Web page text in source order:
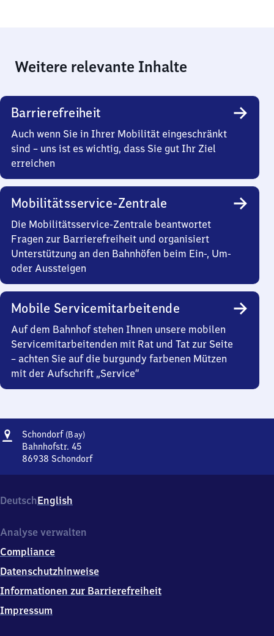
Weitere relevante Inhalte
Barrierefreiheit
Auch wenn Sie in Ihrer Mobilität eingeschränkt
sind – uns ist es wichtig, dass Sie gut Ihr Ziel
erreichen
Mobilitätsservice-Zentrale
Die Mobilitätsservice-Zentrale beantwortet
Fragen zur Barrierefreiheit und organisiert
Unterstützung an den Bahnhöfen beim Ein-, Um-
oder Aussteigen
Mobile Servicemitarbeitende
Auf dem Bahnhof stehen Ihnen unsere mobilen
Servicemitarbeitenden mit Rat und Tat zur Seite
– achten Sie auf die burgundy farbenen Mützen
mit der Aufschrift „Service“
Adresse
Schondorf (Bay)Schondorf
Bahnhofstr. 45
86938 Schondorf
Bahnhofstr.
45,
6
3
8
DeutschEnglish
Analyse verwalten
Compliance
Datenschutzhinweise
Informationen zur Barrierefreiheit
Impressum